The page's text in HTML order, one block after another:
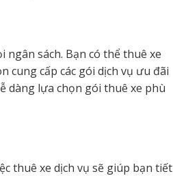
ngân sách. Bạn có thể thuê xe
cung cấp các gói dịch vụ ưu đãi
dàng lựa chọn gói thuê xe phù
thuê xe dịch vụ sẽ giúp bạn tiết